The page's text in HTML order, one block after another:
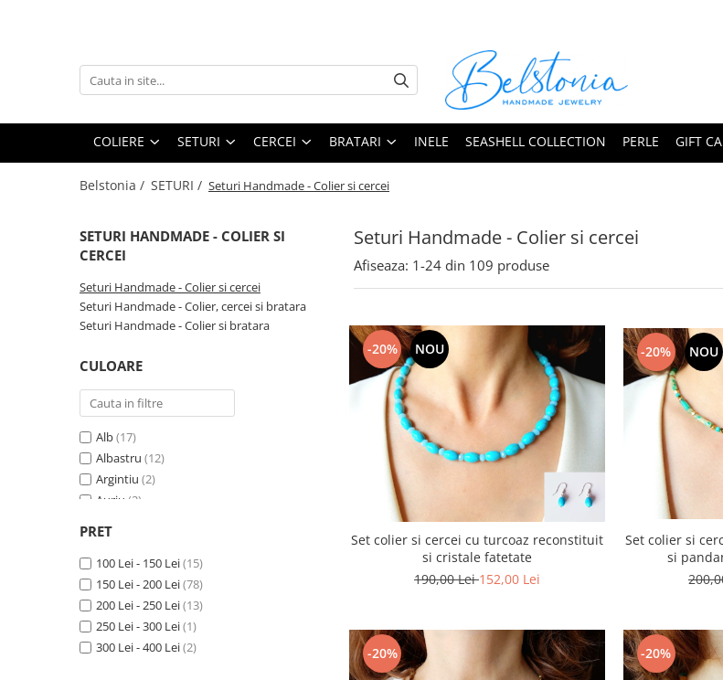
Coliere Handmade cu Pietre
Coliere Handmade cu Pandantive
Coliere Handmade Medii
Coliere Handmade Clasice
Seturi Handmade - Colier si cercei
Seturi Handmade - Colier, cercei si
Cercei Handmade cu Pietre
Cercei Handmade din Perle
Bratari Handmade cu Pietre
COLIERE SETURI CERCEI BRATARI INELE SEASHELL COLLECTION PERLE GIFT
Belstonia / SETURI / Seturi Handmade - Colier si cercei
Seturi Handmade - Colier si cercei
SETURI HANDMADE - COLIER SI
CERCEI
Seturi Handmade - Colier si cercei
Seturi Handmade - Colier, cercei si bratara
Seturi Handmade - Colier si bratara
CULOARE
Alb(17)
Albastru (12)
Argintiu (2)
Auriu (2)
Bleumarin(6)
Crem(2)
Fucsia(1)
Galben (9)
Grena(4)
PRET
100 Lei - 150 Lei(15)
150 Lei - 200 Lei(78)
200 Lei - 250 Lei(13)
250 Lei - 300 Lei(1)
300 Lei - 400 Lei(2)
Afiseaza: 1-24 din 109 produse
-20% NOU
Set colier si cercei cu turcoaz reconstituit
si cristale fatetate
190,00 Lei152,00 Lei
-20% NOU
Set colier si
si
-20% -20%